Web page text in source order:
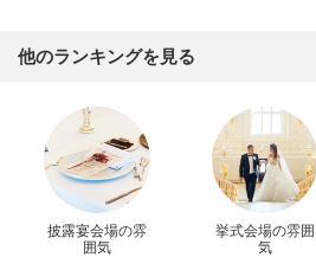
他のランキングを見る
披露宴会場の雰
囲気
挙式会場の雰囲
気